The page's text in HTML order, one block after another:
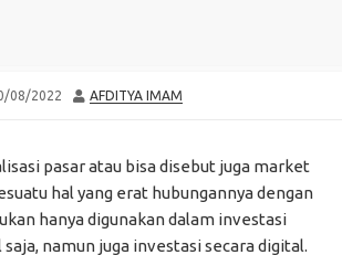
08/2022 AUTHOR
AFDITYA IMAM
pasar atau bisa disebut juga market
hal yang erat hubungannya dengan
hanya digunakan dalam investasi
namun juga investasi secara digital.